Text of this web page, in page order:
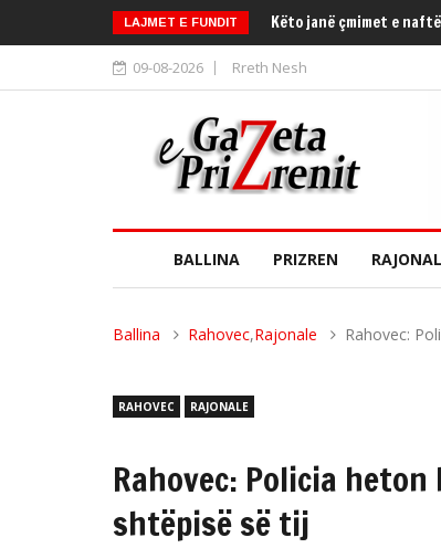
LAJMET E FUNDIT Këto janë çmimet e
09-08-2026 Rreth Nesh
BALLINA PRIZREN
Ballina Rahovec,Rajonale Rahovec:
RAHOVEC RAJONALE
Rahovec: Policia
shtëpisë së tij